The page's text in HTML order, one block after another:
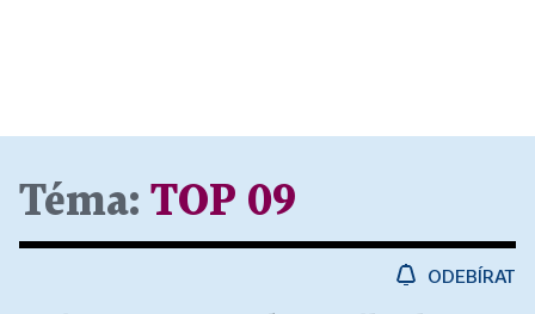
Téma: TOP 09
ODEBÍRAT